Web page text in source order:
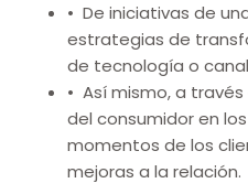
• De iniciativas de
estrategias de
de tecnología o
• Así mismo, a
del consumidor en
momentos de los
mejoras a la relación.